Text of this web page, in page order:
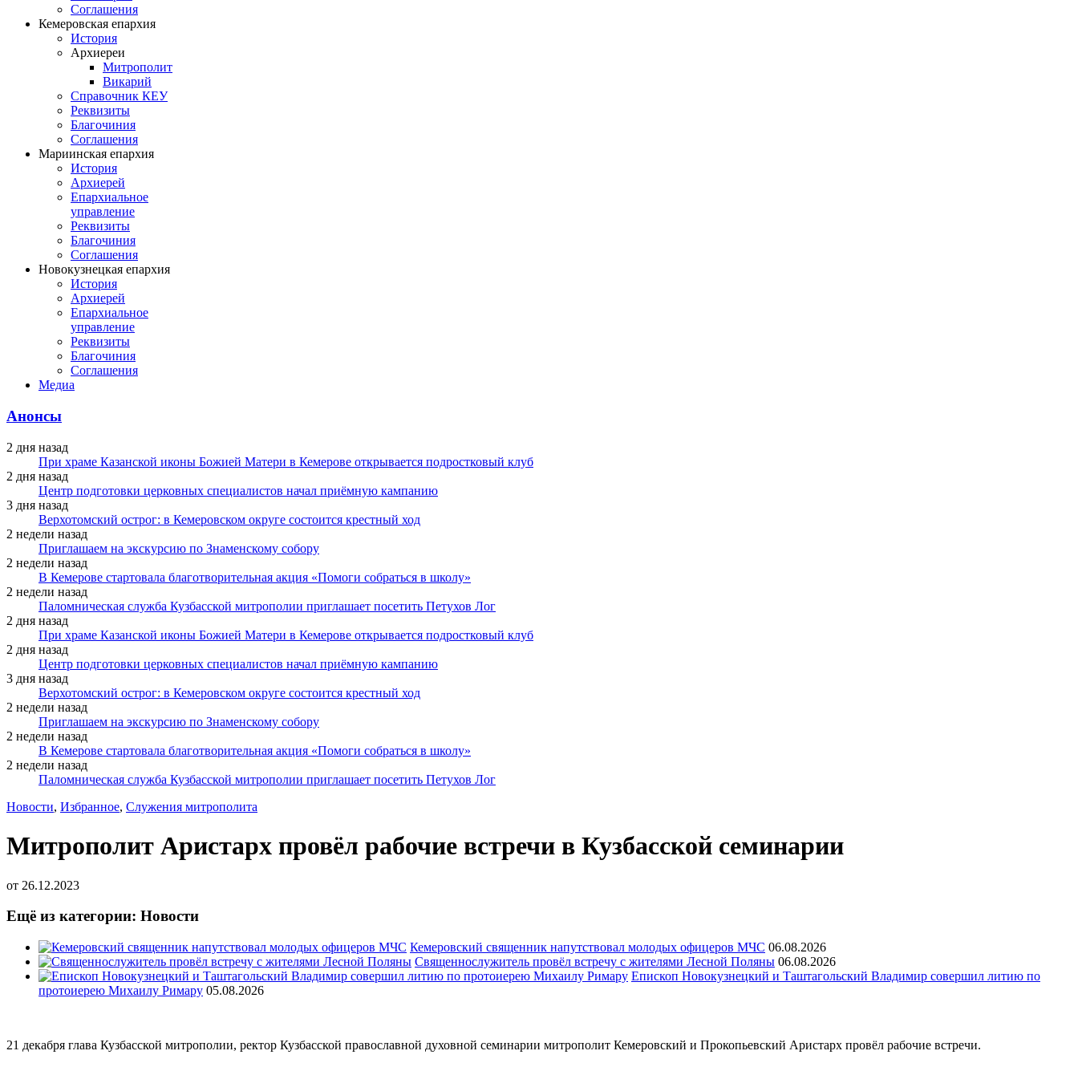
Соглашения
Кемеровская епархия
История
Архиереи
Митрополит
Викарий
Справочник КЕУ
Реквизиты
Благочиния
Соглашения
Мариинская епархия
История
Архиерей
Епархиальное
управление
Реквизиты
Благочиния
Соглашения
Новокузнецкая епархия
История
Архиерей
Епархиальное
управление
Реквизиты
Благочиния
Соглашения
Медиа
Анонсы
2 дня назад
При храме Казанской иконы Божией Матери в Кемерове открывается подростковый клуб
2 дня назад
Центр подготовки церковных специалистов начал приёмную кампанию
3 дня назад
Верхотомский острог: в Кемеровском округе состоится крестный ход
2 недели назад
Приглашаем на экскурсию по Знаменскому собору
2 недели назад
В Кемерове стартовала благотворительная акция «Помоги собраться в школу»
2 недели назад
Паломническая служба Кузбасской митрополии приглашает посетить Петухов Лог
2 дня назад
При храме Казанской иконы Божией Матери в Кемерове открывается подростковый клуб
2 дня назад
Центр подготовки церковных специалистов начал приёмную кампанию
3 дня назад
Верхотомский острог: в Кемеровском округе состоится крестный ход
2 недели назад
Приглашаем на экскурсию по Знаменскому собору
2 недели назад
В Кемерове стартовала благотворительная акция «Помоги собраться в школу»
2 недели назад
Паломническая служба Кузбасской митрополии приглашает посетить Петухов Лог
Новости, Избранное, Служения митрополита
Митрополит Аристарх провёл рабочие встречи в Кузбасской семинарии
от 26.12.2023
Ещё из категории: Новости
Кемеровский священник напутствовал молодых офицеров МЧС 06.08.2026
Священнослужитель провёл встречу с жителями Лесной Поляны 06.08.2026
Епископ Новокузнецкий и Таштагольский Владимир совершил литию по
протоиерею Михаилу Римару 05.08.2026
21 декабря глава Кузбасской митрополии, ректор Кузбасской православной духовной семинарии митрополит Кемеровский и Прокопьевский Аристарх провёл рабочие встречи.